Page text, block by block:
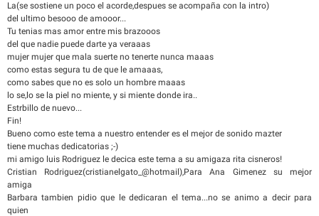
La(se sostiene un poco el acorde,despues se acompaña con la intro)
del ultimo besooo de amooor...
Tu tenias mas amor entre mis brazooos
del que nadie puede darte ya veraaas
mujer mujer que mala suerte no tenerte nunca maaas
como estas segura tu de que le amaaas,
como sabes que no es solo un hombre maaas
lo se,lo se la piel no miente, y si miente donde ira..
Estrbillo de nuevo...
Fin!
Bueno como este tema a nuestro entender es el mejor de sonido mazter
tiene muchas dedicatorias ;-)
mi amigo luis Rodriguez le decica este tema a su amigaza rita cisneros!
Cristian Rodriguez(cristianelgato_@hotmail),Para Ana Gimenez su mejor
amiga
Barbara tambien pidio que le dedicaran el tema...no se animo a decir para
quien